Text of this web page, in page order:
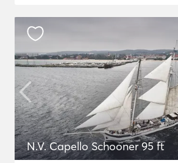
N.V. Capello Schooner 95 ft